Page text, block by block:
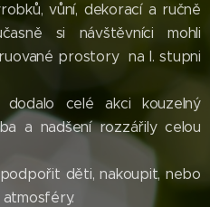
vůní, dekorací a ručně
si návštěvníci mohli
prostory na I. stupni
dodalo celé akci kouzelný
a nadšení rozzářily celou
děti, nakoupit, nebo